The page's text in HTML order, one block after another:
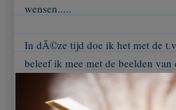
wensen.....
In dÃ©ze tijd doe ik het met de
beleef ik mee met de beelden van
me Ã³Ã³k wel aan dan.
Ik hoop van harte dat ook jÃ³nge